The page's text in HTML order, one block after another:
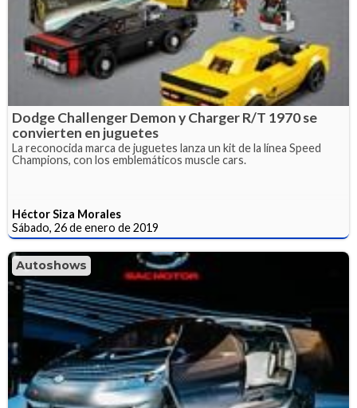
Dodge Challenger Demon y Charger R/T 1970 se
convierten en juguetes
La reconocida marca de juguetes lanza un kit de la línea Speed
Champions, con los emblemáticos muscle cars.
Héctor Siza Morales
Sábado, 26 de enero de 2019
Autoshows